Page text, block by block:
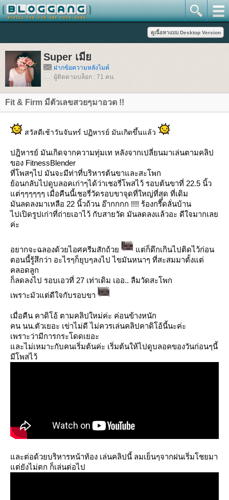
Super เมี
ฝากข้อความหลังไมค์
ผู้ติดตามบล็อก : 71 คน
Fit & Firm มีตัวเลขสวยๆมาอวด !!
สวัสดีเช้าวันจันทร์ ปฏิหารย์ มันเกิดขึ้นแล้ว
ปฎิหารย์ มันเกิดจากความทุ่มเท หลังจากเปลี่ยนมาเล่นตามคลิป
ของ FitnessBlender
ที่โพสๆไป มันจะมีท่าที่บริหารต้นขาและสะโพก
้อนกลับไปดูบลอคเก่าๆได้ว่าเชอรี่โพสไว้ รอบต้นขาที่ 22.5 นิ้ว
ต่ๆๆๆๆๆๆ เมื่อคืนนี้เชอรี่วัดรอบขาจุดที่ใหญ่ที่สุด ที่เดิม
มันลดลงมาเหลือ 22 นิ้วถ้วน อ๊ากกกก !!!! ร้องกรี๊ดลั่นบ้าน
ไปเปิดรูปเก่าที่ถ่ายเอาไว้ กับสายวัด มันลดลงแล้วอะ ดีใจมากเล
ค่ะ
อยากจะฉลองด้วยไอศครีมสักถ้ว
ต่ก็ดึกเกินไปติดไว้ก่อน
ตอนนี้รู้สึกว่า อะไรๆก็ยุบๆลงไป ไขมันหนาๆ ที่สะสมมาตั้งแต่
คลอดลูก
ก็ลดลงไป รอบเอวที่ 27 เท่าเดิม เออ.. ลืมวัดสะโพก
เพราะมัวแต่ดีใจกับรอบขา
เมื่อคืน คาดิโอ้ ตามคลิปใหม่ค่ะ ค่อนข้างหนัก
คน นน.ตัวเยอะ เข่าไม่ดี ไม่ควรเล่นคลิปคาดิโอ้นี้นะค่ะ
เพราะว่ามีการกระโดดเยอะ
ละไม่เหมาะกับคนเริ่มต้นค่ะ เริ่มต้นให้ไปดูบลอคของวันก่อนๆนี้
มีโพสไว้
ละต่อด้วยบริหารหน้าท้อง เล่นคลิปนี้ ลมเย็นๆจากฝนเริ่มโชยมา
ต่ยังไม่ตก ก็เล่นต่อไป